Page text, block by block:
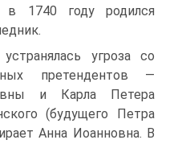
в 1740 году родился
угроза со
претендентов —
и Карла Петера
(будущего Петра
Анна Иоанновна. В